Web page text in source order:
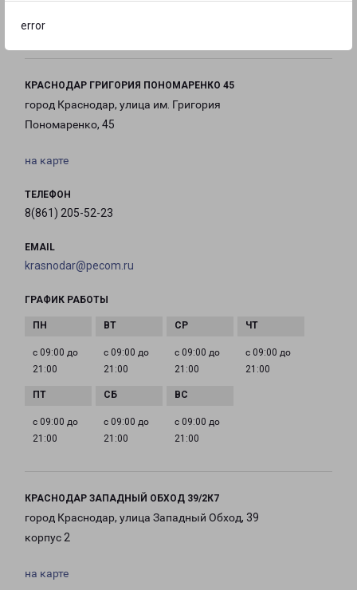
error
21:00
КРАСНОДАР ГРИГОРИЯ ПОНОМАРЕНКО 45
город Краснодар, улица им. Григория
Пономаренко, 45
на карте
ТЕЛЕФОН
8(861) 205-52-23
EMAIL
krasnodar@pecom.ru
ГРАФИК РАБОТЫ
с 09:00 до
21:00
с 09:00 до
21:00
с 09:00 до
21:00
с 09:00 до
21:00
с 09:00 до
21:00
с 09:00 до
21:00
с 09:00 до
21:00
КРАСНОДАР ЗАПАДНЫЙ ОБХОД 39/2К7
город Краснодар, улица Западный Обход, 39
корпус 2
на карте